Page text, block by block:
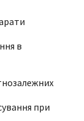
в
при